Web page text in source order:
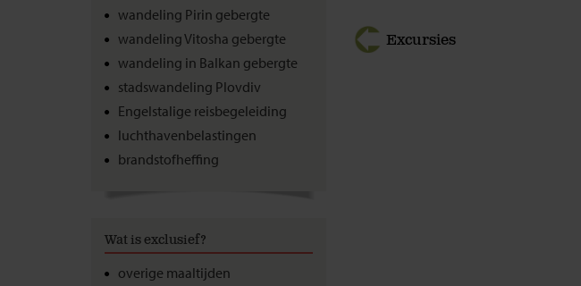
wandeling Pirin gebergte
wandeling Vitosha gebergte
wandeling in Balkan gebergte
stadswandeling Plovdiv
Engelstalige reisbegeleiding
luchthavenbelastingen
brandstofheffing
Wat is exclusief?
overige maaltijden
Excursies